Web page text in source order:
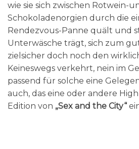
wie sie sich zwischen Rotwein-
Schokoladenorgien durch die
Rendezvous-Panne quält und
Unterwäsche trägt, sich zum
zielsicher doch noch den
Keineswegs verkehrt, nein im
passend für solche eine
auch, das eine oder andere
Edition von „Sex and the City“